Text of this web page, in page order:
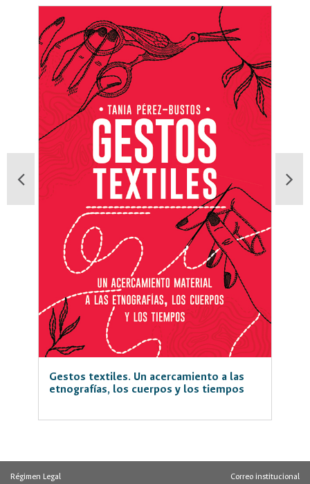
Gestos textiles. Un acercamiento a las
etnografías, los cuerpos y los tiempos
Régimen Legal
Correo institucional